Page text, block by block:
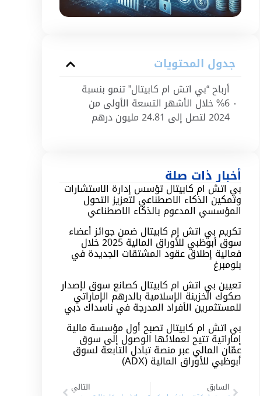
جدول المحتويات
أرباح “بي اتش ام كابيتال” تنمو بنسبة
6% خلال الأشهر التسعة الأولى من
2024 لتصل إلى 24.81 مليون درهم
أخبار ذات صلة
بي اتش ام كابيتال تؤسس إدارة الاستشارات
وتمكين الذكاء الاصطناعي لتعزيز التحول
المؤسسي المدعوم بالذكاء الاصطناعي
تكريم بي اتش إم كابيتال ضمن جوائز أعضاء
سوق أبوظبي للأوراق المالية 2025 خلال
فعالية إطلاق عقود المشتقات الجديدة في
بلومبرغ
تعيين بي اتش ام كابيتال كصانع سوق لإصدار
صكوك الخزينة الإسلامية بالدرهم الإماراتي
للمستثمرين الأفراد المدرجة في ناسداك دبي
بي اتش ام كابيتال تصبح أول مؤسسة مالية
إماراتية تتيح لعملائها الوصول إلى سوق
عمّان المالي عبر منصة تبادل التابعة لسوق
أبوظبي للأوراق المالية (ADX)
السابق التالي